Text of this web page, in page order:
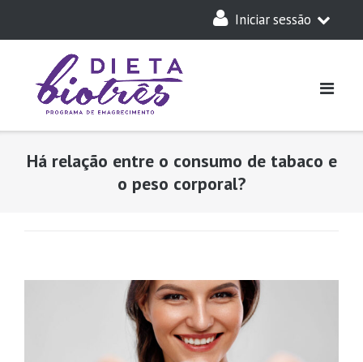
Iniciar sessão
Há relação entre o consumo de tabaco e
o peso corporal?